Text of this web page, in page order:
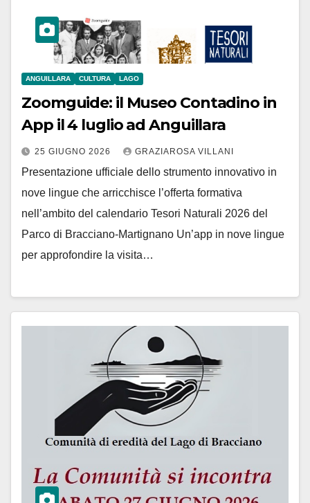
ANGUILLARA CULTURA LAGO
Zoomguide: il Museo Contadino in
App il 4 luglio ad Anguillara
25 GIUGNO 2026 GRAZIAROSA VILLANI
Presentazione ufficiale dello strumento innovativo in
nove lingue che arricchisce l’offerta formativa
nell’ambito del calendario Tesori Naturali 2026 del
Parco di Bracciano-Martignano Un’app in nove lingue
per approfondire la visita…